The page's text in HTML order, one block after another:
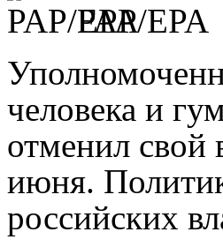
PAP/EPA
человека и
отменил свой
июня.
российских